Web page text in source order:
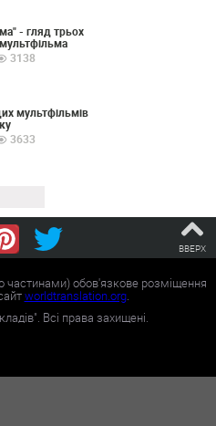
- гляд трьох
3138
мультфільмів
3633
ВВЕРХ
частинами) обов'язкове розміщення
worldtranslation.org.
Всі права захищені.